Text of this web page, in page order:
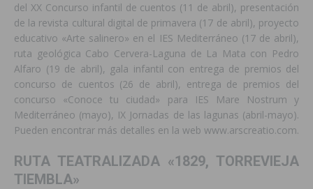
del XX Concurso infantil de cuentos (11 de abril), presentación
de la revista cultural digital de primavera (17 de abril), proyecto
educativo «Arte salinero» en el IES Mediterráneo (17 de abril),
ruta geológica Cabo Cervera-Laguna de La Mata con Pedro
Alfaro (19 de abril), gala infantil con entrega de premios del
concurso de cuentos (26 de abril), entrega de premios del
concurso «Conoce tu ciudad» para IES Mare Nostrum y
Mediterráneo (mayo), IX Jornadas de las lagunas (abril-mayo).
Pueden encontrar más detalles en la web www.arscreatio.com.
RUTA TEATRALIZADA «1829, TORREVIEJA
TIEMBLA»